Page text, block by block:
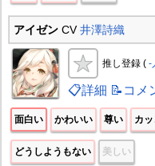
アイゼンCV井澤詩織
推し登録 ( -
📋詳細 📝コメ
面白い かわいい 尊い カ
どうしようもない 美しい